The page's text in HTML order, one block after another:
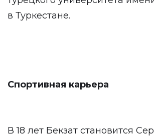
в Туркестане.
Спортивная карьера
В 18 лет Бекзат становится